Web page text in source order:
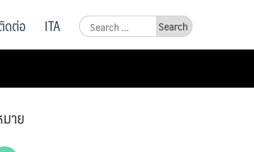
Search
for:
ดต่อ ITA
าย